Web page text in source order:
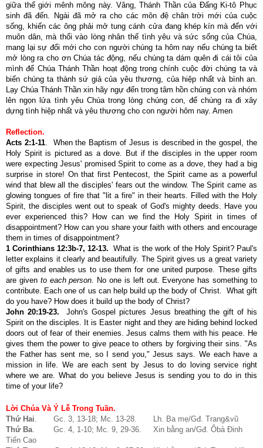
giữa thế giới mênh mông này. Vâng, Thánh Thần của Đấng Ki-tô Phục
sinh đã đến. Ngài đã mở ra cho các môn đệ chân trời mới của cuộc
sống, khiến các ông phải mở tung cánh cửa đang khép kín mà đến với
muôn dân, mà thổi vào lòng nhân thế tình yêu và sức sống của Chúa,
mang lại sự đổi mới cho con người chúng ta hôm nay nếu chúng ta biết
mở lòng ra cho ơn Chúa tác động, nếu chúng ta dám quên đi cái tôi của
mình để Chúa Thánh Thần hoạt động trong chính cuộc đời chúng ta và
biến chúng ta thành sứ giả của yêu thương, của hiệp nhất và bình an.
Lạy Chúa Thánh Thần xin hãy ngự đến trong tâm hồn chúng con và nhóm
lên ngọn lửa tình yêu Chúa trong lòng chúng con, để chúng ra đi xây
dựng tình hiệp nhất và yêu thương cho con người hôm nay. Amen
Reflection.
Acts 2:1-11.
When the Baptism of Jesus is described in the gospel, the
Holy Spirit is pictured as a dove. But if the disciples in the upper room
were expecting Jesus' promised Spirit to come as a dove, they had a big
surprise in store! On that first Pentecost, the Spirit came as a powerful
wind that blew all the disciples' fears out the window. The Spirit came as
glowing tongues of fire that "lit a fire" in their hearts. Filled with the Holy
Spirit, the disciples went out to speak of God's mighty deeds. Have you
ever experienced this? How can we find the Holy Spirit in times of
disappointment? How can you share your faith with others and encourage
them in times of disappointment?
1 Corinthians 12:3b-7, 12-13.
What is the work of the Holy Spirit? Paul's
letter explains it clearly and beautifully. The Spirit gives us a great variety
of gifts and enables us to use them for one united purpose. These gifts
are given to each person. No one is left out. Everyone has something to
contribute. Each one of us can help build up the body of Christ. What gift
do you have? How does it build up the body of Christ?
John 20:19-23.
John's Gospel pictures Jesus breathing the gift of his
Spirit on the disciples. It is Easter night and they are hiding behind locked
doors out of fear of their enemies. Jesus calms them with his peace. He
gives them the power to give peace to others by forgiving their sins. "As
the Father has sent me, so I send you," Jesus says. We each have a
mission in life. We are each sent by Jesus to do loving service right
where we are. What do you believe Jesus is sending you to do in this
time of your life?
Lời Chúa Và Ý Lễ Trong Tuần.
Thứ Hai. Gc. 3, 13-18; Mc. 13-28. Lh. Ba mẹ/Gđ. Trang&vũ
Thứ Ba. Gc. 4, 1-10; Mc. 9, 29-36. Xin bằng an/Gđ. Ôbà Đinh
Tiến Cao